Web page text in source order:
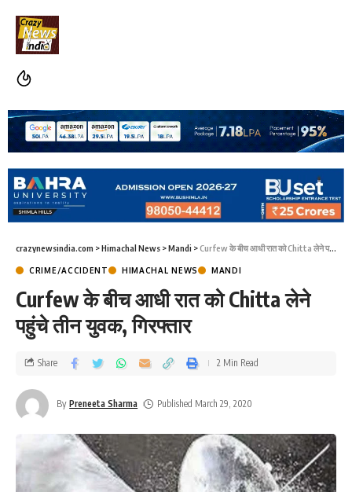
crazynewsindia.com >Himachal News >Mandi >Curfew के बीच आधी रात को Chitta लेने पहुंचे तीन युवक, गिरफ्तार
CRIME/ACCIDENT HIMACHAL NEWS MANDI
Curfew के बीच आधी रात को Chitta लेने
पहुंचे तीन युवक, गिरफ्तार
By Preneeta Sharma Published March 29, 2020
Share 2 Min Read